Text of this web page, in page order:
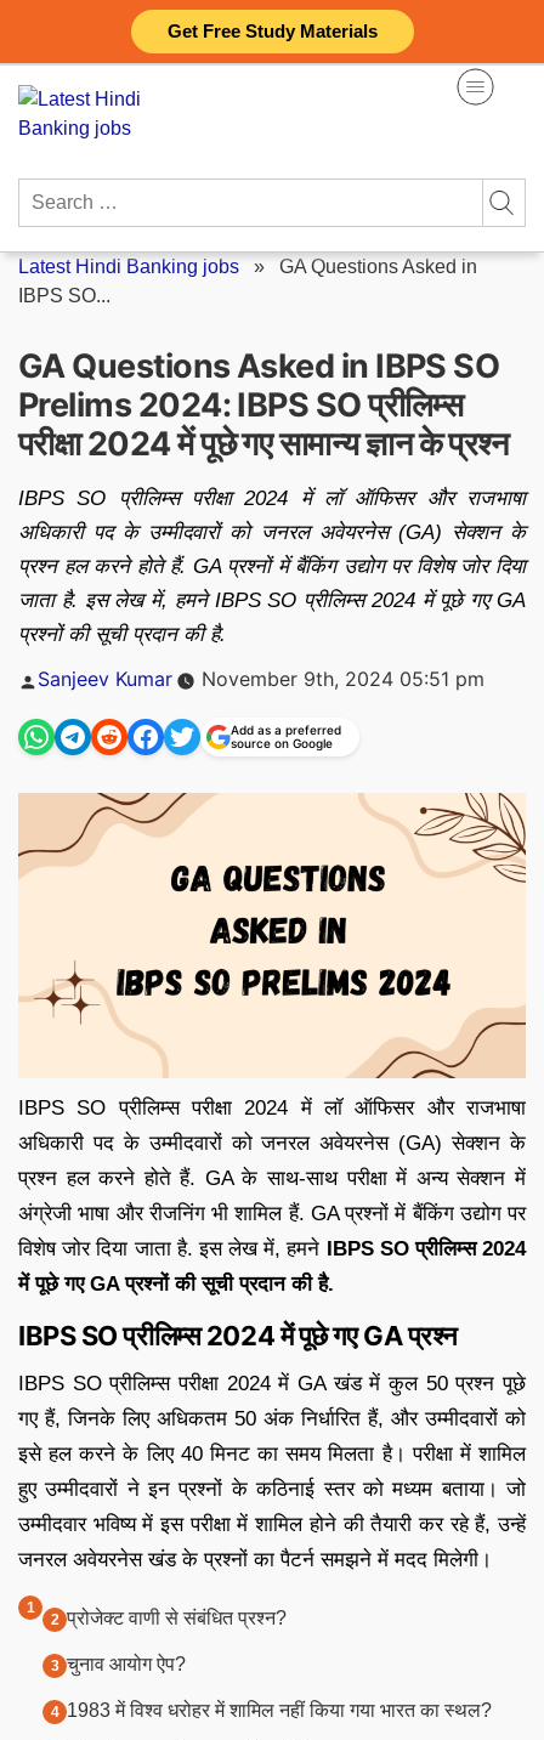
Get Free Study Materials
content
Search
Latest Hindi Banking jobs » GA Questions Asked in
IBPS SO...
GA Questions Asked in IBPS SO
Prelims 2024: IBPS SO प्रीलिम्स
परीक्षा 2024 में पूछे गए सामान्य ज्ञान के प्रश्न
IBPS SO प्रीलिम्स परीक्षा 2024 में लॉ ऑफिसर और राजभाषा
अधिकारी पद के उम्मीदवारों को जनरल अवेयरनेस (GA) सेक्शन के
प्रश्न हल करने होते हैं. GA प्रश्नों में बैंकिंग उद्योग पर विशेष जोर दिया
जाता है. इस लेख में, हमने IBPS SO प्रीलिम्स 2024 में पूछे गए GA
प्रश्नों की सूची प्रदान की है.
Posted
Sanjeev Kumar November 9th, 2024 05:51 pm
Add as a preferred
source on Google
IBPS SO प्रीलिम्स परीक्षा 2024 में लॉ ऑफिसर और राजभाषा
अधिकारी पद के उम्मीदवारों को जनरल अवेयरनेस (GA) सेक्शन के
प्रश्न हल करने होते हैं. GA के साथ-साथ परीक्षा में अन्य सेक्शन में
अंग्रेजी भाषा और रीजनिंग भी शामिल हैं. GA प्रश्नों में बैंकिंग उद्योग पर
विशेष जोर दिया जाता है. इस लेख में, हमने IBPS SO प्रीलिम्स 2024
में पूछे गए GA प्रश्नों की सूची प्रदान की है.
IBPS SO प्रीलिम्स 2024 में पूछे गए GA प्रश्न
IBPS SO प्रीलिम्स परीक्षा 2024 में GA खंड में कुल 50 प्रश्न पूछे
गए हैं, जिनके लिए अधिकतम 50 अंक निर्धारित हैं, और उम्मीदवारों को
इसे हल करने के लिए 40 मिनट का समय मिलता है। परीक्षा में शामिल
हुए उम्मीदवारों ने इन प्रश्नों के कठिनाई स्तर को मध्यम बताया। जो
उम्मीदवार भविष्य में इस परीक्षा में शामिल होने की तैयारी कर रहे हैं, उन्हें
जनरल अवेयरनेस खंड के प्रश्नों का पैटर्न समझने में मदद मिलेगी।
प्रोजेक्ट वाणी से संबंधित प्रश्न?
चुनाव आयोग ऐप?
1983 में विश्व धरोहर में शामिल नहीं किया गया भारत का स्थल?